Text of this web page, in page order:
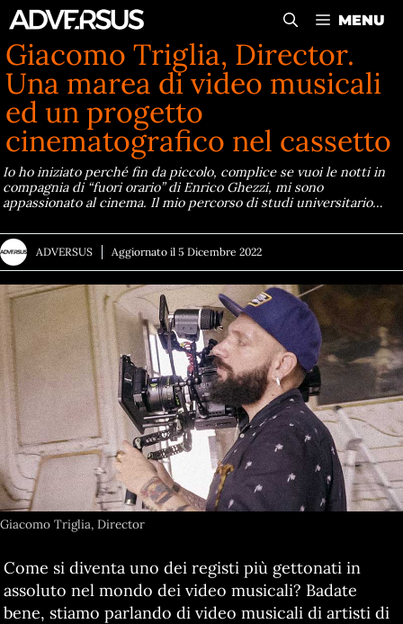
Vai
al
contenuto
MENU
Giacomo Triglia, Director.
Una marea di video musicali
ed un progetto
cinematografico nel cassetto
Io ho iniziato perché fin da piccolo, complice se vuoi le notti in
compagnia di “fuori orario” di Enrico Ghezzi, mi sono
appassionato al cinema. Il mio percorso di studi universitario…
ADVERSUS Aggiornato il 5 Dicembre 2022
Giacomo Triglia, Director
Come si diventa uno dei registi più gettonati in
assoluto nel mondo dei video musicali? Badate
bene, stiamo parlando di video musicali di artisti di